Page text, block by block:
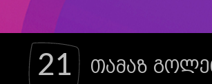
21 თამაზ